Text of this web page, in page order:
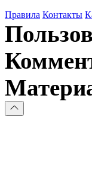
Правила Контакты